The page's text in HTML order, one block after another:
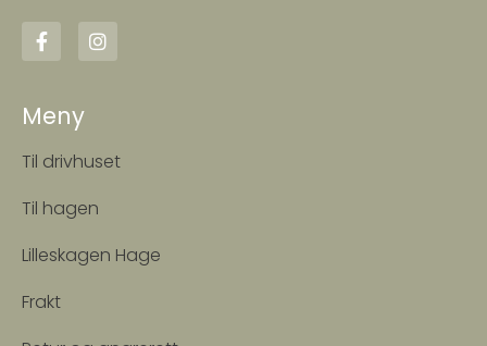
kr 2249,00
Legg i handlekurv